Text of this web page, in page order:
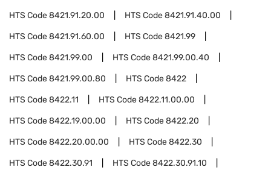
HTS Code8421.91.20.00 HTS Code8421.91.40.00
HTS Code8421.91.60.00 HTS Code8421.99
HTS Code8421.99.00 HTS Code8421.99.00.40
HTS Code8421.99.00.80 HTS Code8422
HTS Code8422.11 HTS Code8422.11.00.00
HTS Code8422.19.00.00 HTS Code8422.20
HTS Code8422.20.00.00 HTS Code8422.30
HTS Code8422.30.91 HTS Code8422.30.91.10